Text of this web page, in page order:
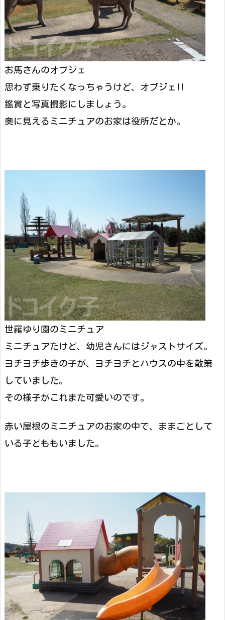
お馬さんのオブジェ
思わず乗りたくなっちゃうけど、オブジェ!!
鑑賞と写真撮影にしましょう。
奥に見えるミニチュアのお家は役所だとか。
世羅ゆり園のミニチュア
ミニチュアだけど、幼児さんにはジャストサイズ。
ヨチヨチ歩きの子が、ヨチヨチとハウスの中を散策
していました。
その様子がこれまた可愛いのです。
赤い屋根のミニチュアのお家の中で、ままごとして
いる子どももいました。